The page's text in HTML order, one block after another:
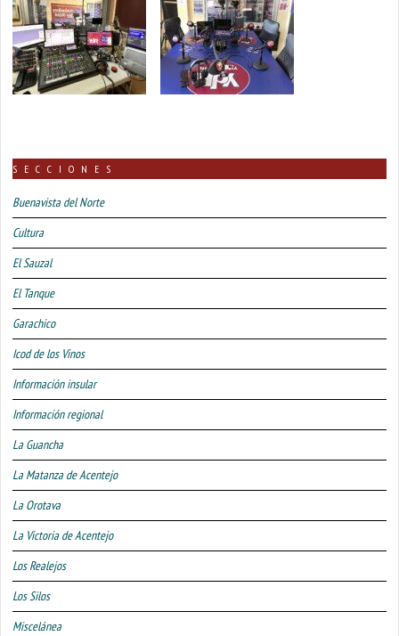
SECCIONES
Buenavista del Norte
Cultura
El Sauzal
El Tanque
Garachico
Icod de los Vinos
Información insular
Información regional
La Guancha
La Matanza de Acentejo
La Orotava
La Victoria de Acentejo
Los Realejos
Los Silos
Miscelánea